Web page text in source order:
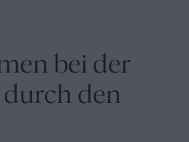
bei der
den